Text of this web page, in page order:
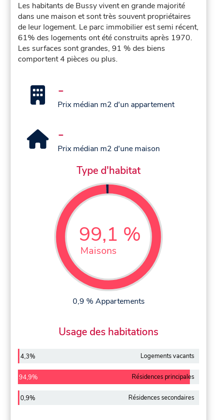
Les habitants de Bussy vivent en grande majorité
dans une maison et sont très souvent propriétaires
de leur logement. Le parc immobilier est semi récent,
61% des logements ont été construits après 1970.
Les surfaces sont grandes, 91 % des biens
comportent 4 pièces ou plus.
-
Prix médian m2 d'un appartement
-
Prix médian m2 d'une maison
Type d'habitat
99,1 %
Maisons
0,9 % Appartements
Usage des habitations
4,3% Logements vacants
94,9% Résidences principales
0,9% Résidences secondaires